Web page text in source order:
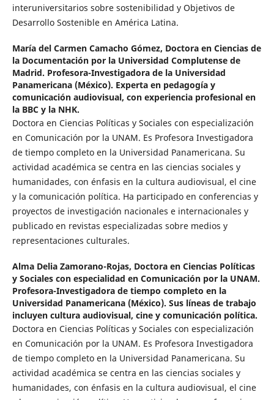
interuniversitarios sobre sostenibilidad y Objetivos de
Desarrollo Sostenible en América Latina.
María del Carmen Camacho Gómez, Doctora en Ciencias de
la Documentación por la Universidad Complutense de
Madrid. Profesora-Investigadora de la Universidad
Panamericana (México). Experta en pedagogía y
comunicación audiovisual, con experiencia profesional en
la BBC y la NHK.
Doctora en Ciencias Políticas y Sociales con especialización
en Comunicación por la UNAM. Es Profesora Investigadora
de tiempo completo en la Universidad Panamericana. Su
actividad académica se centra en las ciencias sociales y
humanidades, con énfasis en la cultura audiovisual, el cine
y la comunicación política. Ha participado en conferencias y
proyectos de investigación nacionales e internacionales y
publicado en revistas especializadas sobre medios y
representaciones culturales.
Alma Delia Zamorano-Rojas, Doctora en Ciencias Políticas
y Sociales con especialidad en Comunicación por la UNAM.
Profesora-Investigadora de tiempo completo en la
Universidad Panamericana (México). Sus líneas de trabajo
incluyen cultura audiovisual, cine y comunicación política.
Doctora en Ciencias Políticas y Sociales con especialización
en Comunicación por la UNAM. Es Profesora Investigadora
de tiempo completo en la Universidad Panamericana. Su
actividad académica se centra en las ciencias sociales y
humanidades, con énfasis en la cultura audiovisual, el cine